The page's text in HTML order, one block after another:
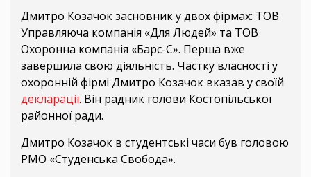
Дмитро Козачок засновник у двох фірмах: ТОВ
Управляюча компанія «Для Людей» та ТОВ
Охоронна компанія «Барс-С». Перша вже
завершила свою діяльність. Частку власності у
охоронній фірмі Дмитро Козачок вказав у своїй
декларації. Він радник голови Костопільської
районної ради.
Дмитро Козачок в студентські часи був головою
РМО «Студенська Свобода».